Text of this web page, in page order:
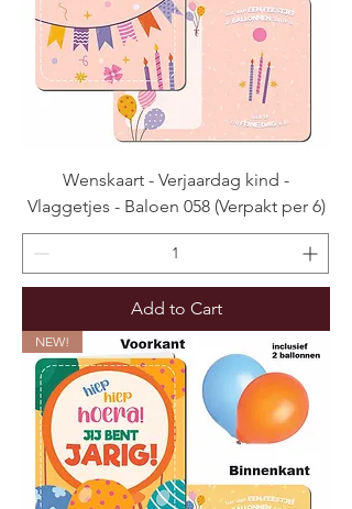
Wenskaart - Verjaardag kind -
Vlaggetjes - Baloen 058 (Verpakt per 6)
Add to Cart
NEW!